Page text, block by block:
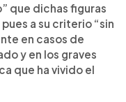
que dichas figuras
a su criterio “sin
en casos de
y en los graves
que ha vivido el